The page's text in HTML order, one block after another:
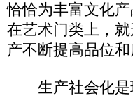
恰恰为丰富文化
在艺术门类上，
产不断提高品位和
生产社会化是